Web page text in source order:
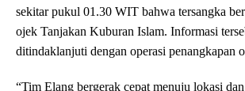
sekitar pukul 01.30 WIT bahwa tersangka
ojek Tanjakan Kuburan Islam. Informasi
ditindaklanjuti dengan operasi penangkapan
“Tim Elang bergerak cepat menuju lokasi